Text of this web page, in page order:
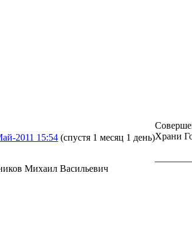
2011 15:54 (спустя 1 месяц 1 день)Храни
Михаил Васильевич